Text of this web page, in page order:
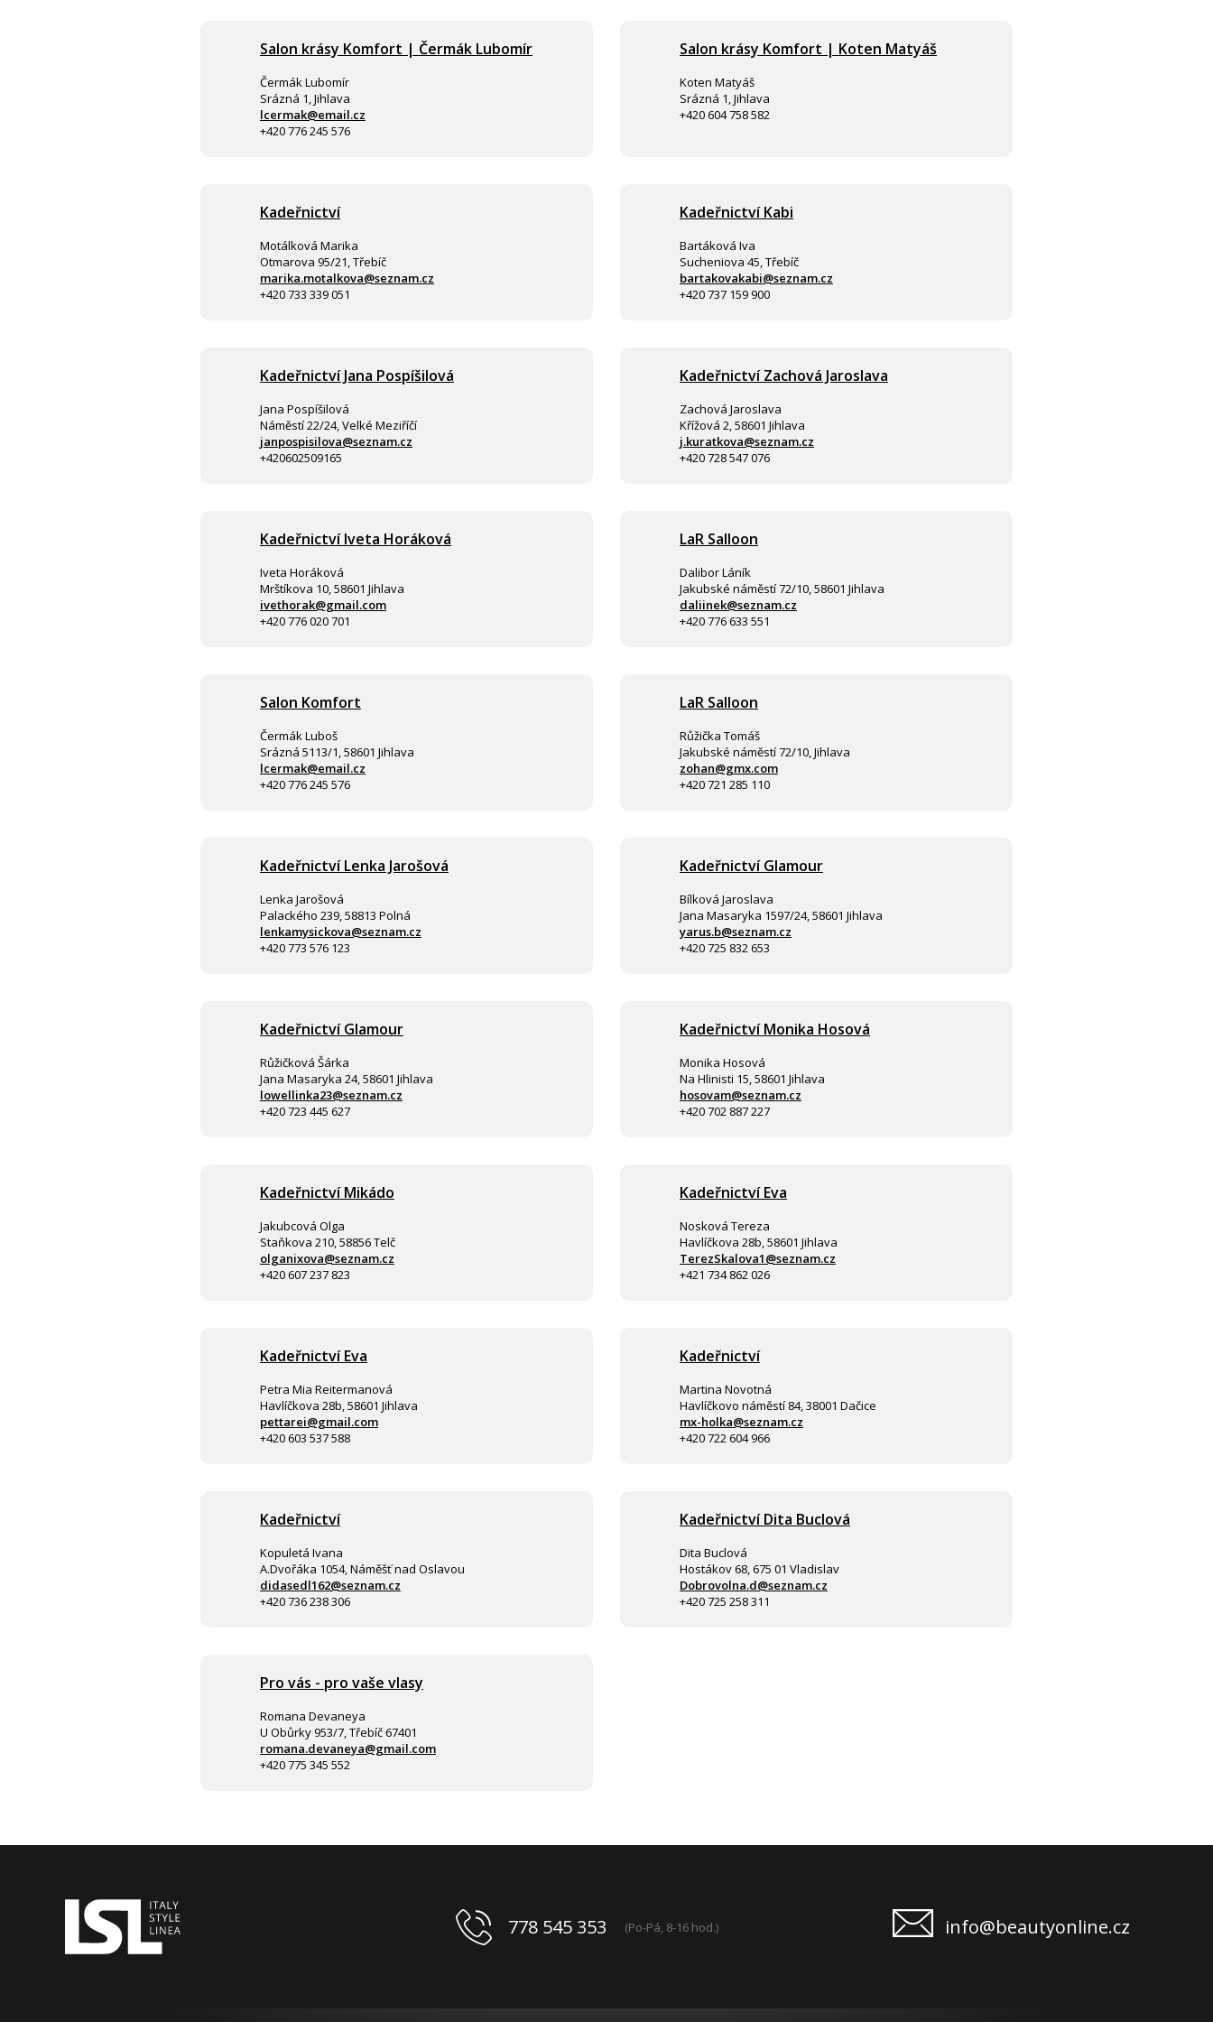
Salon krásy Komfort | Čermák Lubomír
Čermák Lubomír
Srázná 1, Jihlava
lcermak@email.cz
+420 776 245 576
Salon krásy Komfort | Koten Matyáš
Koten Matyáš
Srázná 1, Jihlava
+420 604 758 582
Kadeřnictví
Motálková Marika
Otmarova 95/21, Třebíč
marika.motalkova@seznam.cz
+420 733 339 051
Kadeřnictví Kabi
Bartáková Iva
Sucheniova 45, Třebíč
bartakovakabi@seznam.cz
+420 737 159 900
Kadeřnictví Jana Pospíšilová
Jana Pospíšilová
Náměstí 22/24, Velké Meziříčí
janpospisilova@seznam.cz
+420602509165
Kadeřnictví Zachová Jaroslava
Zachová Jaroslava
Křížová 2, 58601 Jihlava
j.kuratkova@seznam.cz
+420 728 547 076
Kadeřnictví Iveta Horáková
Iveta Horáková
Mrštíkova 10, 58601 Jihlava
ivethorak@gmail.com
+420 776 020 701
LaR Salloon
Dalibor Láník
Jakubské náměstí 72/10, 58601 Jihlava
daliinek@seznam.cz
+420 776 633 551
Salon Komfort
Čermák Luboš
Srázná 5113/1, 58601 Jihlava
lcermak@email.cz
+420 776 245 576
LaR Salloon
Růžička Tomáš
Jakubské náměstí 72/10, Jihlava
zohan@gmx.com
+420 721 285 110
Kadeřnictví Lenka Jarošová
Lenka Jarošová
Palackého 239, 58813 Polná
lenkamysickova@seznam.cz
+420 773 576 123
Kadeřnictví Glamour
Bílková Jaroslava
Jana Masaryka 1597/24, 58601 Jihlava
yarus.b@seznam.cz
+420 725 832 653
Kadeřnictví Glamour
Růžičková Šárka
Jana Masaryka 24, 58601 Jihlava
lowellinka23@seznam.cz
+420 723 445 627
Kadeřnictví Monika Hosová
Monika Hosová
Na Hlinisti 15, 58601 Jihlava
hosovam@seznam.cz
+420 702 887 227
Kadeřnictví Mikádo
Jakubcová Olga
Staňkova 210, 58856 Telč
olganixova@seznam.cz
+420 607 237 823
Kadeřnictví Eva
Nosková Tereza
Havlíčkova 28b, 58601 Jihlava
TerezSkalova1@seznam.cz
+421 734 862 026
Kadeřnictví Eva
Petra Mia Reitermanová
Havlíčkova 28b, 58601 Jihlava
pettarei@gmail.com
+420 603 537 588
Kadeřnictví
Martina Novotná
Havlíčkovo náměstí 84, 38001 Dačice
mx-holka@seznam.cz
+420 722 604 966
Kadeřnictví
Kopuletá Ivana
A.Dvořáka 1054, Náměšť nad Oslavou
didasedl162@seznam.cz
+420 736 238 306
Kadeřnictví Dita Buclová
Dita Buclová
Hostákov 68, 675 01 Vladislav
Dobrovolna.d@seznam.cz
+420 725 258 311
Pro vás - pro vaše vlasy
Romana Devaneya
U Obůrky 953/7, Třebíč 67401
romana.devaneya@gmail.com
+420 775 345 552
778 545 353 (Po-Pá, 8-16 hod.) info@beautyonline.cz